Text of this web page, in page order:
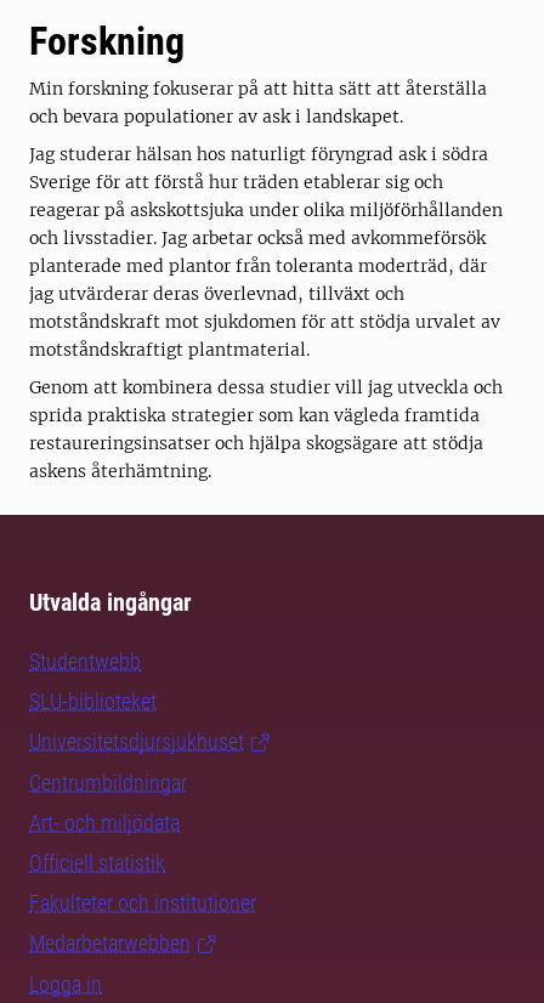
Forskning
Min forskning fokuserar på att hitta sätt att återställa
och bevara populationer av ask i landskapet.
Jag studerar hälsan hos naturligt föryngrad ask i södra
Sverige för att förstå hur träden etablerar sig och
reagerar på askskottsjuka under olika miljöförhållanden
och livsstadier. Jag arbetar också med avkommeförsök
planterade med plantor från toleranta moderträd, där
jag utvärderar deras överlevnad, tillväxt och
motståndskraft mot sjukdomen för att stödja urvalet av
motståndskraftigt plantmaterial.
Genom att kombinera dessa studier vill jag utveckla och
sprida praktiska strategier som kan vägleda framtida
restaureringsinsatser och hjälpa skogsägare att stödja
askens återhämtning.
Utvalda ingångar
Studentwebb
SLU-biblioteket
Universitetsdjursjukhuset
Centrumbildningar
Art- och miljödata
Officiell statistik
Fakulteter och institutioner
Medarbetarwebben
Logga in